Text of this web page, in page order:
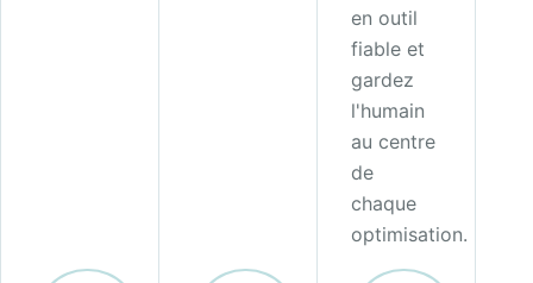
en outil
fiable et
gardez
l'humain
au centre
de
chaque
optimisation.